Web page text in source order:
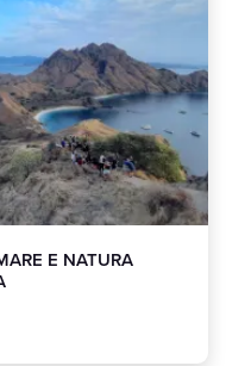
E NATURA